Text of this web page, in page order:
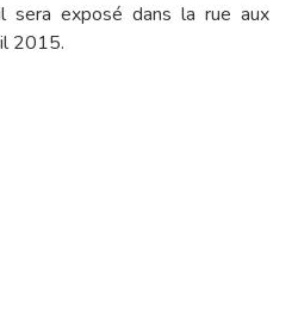
sera exposé dans la rue aux
2015.